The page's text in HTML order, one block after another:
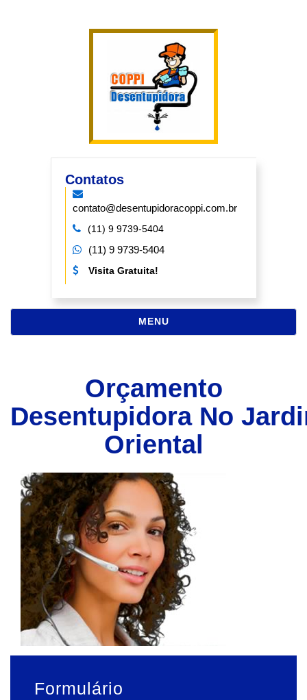
Contatos
contato@desentupidoracoppi.com.br
(11) 9 9739-5404
(11) 9 9739-5404
Visita Gratuita!
MENUNAVEGAÇÃO
Orçamento
Desentupidora No
Oriental
Formulário